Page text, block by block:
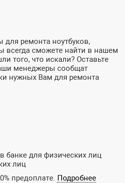
ремонта ноутбуков,
всегда сможете найти в нашем
того, что искали? Оставьте
менеджеры сообщат
нужных Вам для ремонта
банке для физических лиц
лиц
предоплате. Подробнее